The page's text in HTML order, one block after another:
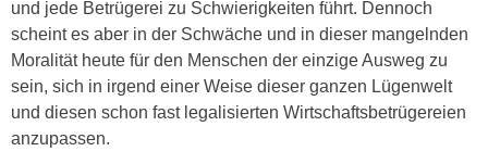
und jede Betrügerei zu Schwierigkeiten führt. Dennoch
scheint es aber in der Schwäche und in dieser mangelnden
Moralität heute für den Menschen der einzige Ausweg zu
sein, sich in irgend einer Weise dieser ganzen Lügenwelt
und diesen schon fast legalisierten Wirtschaftsbetrügereien
anzupassen.